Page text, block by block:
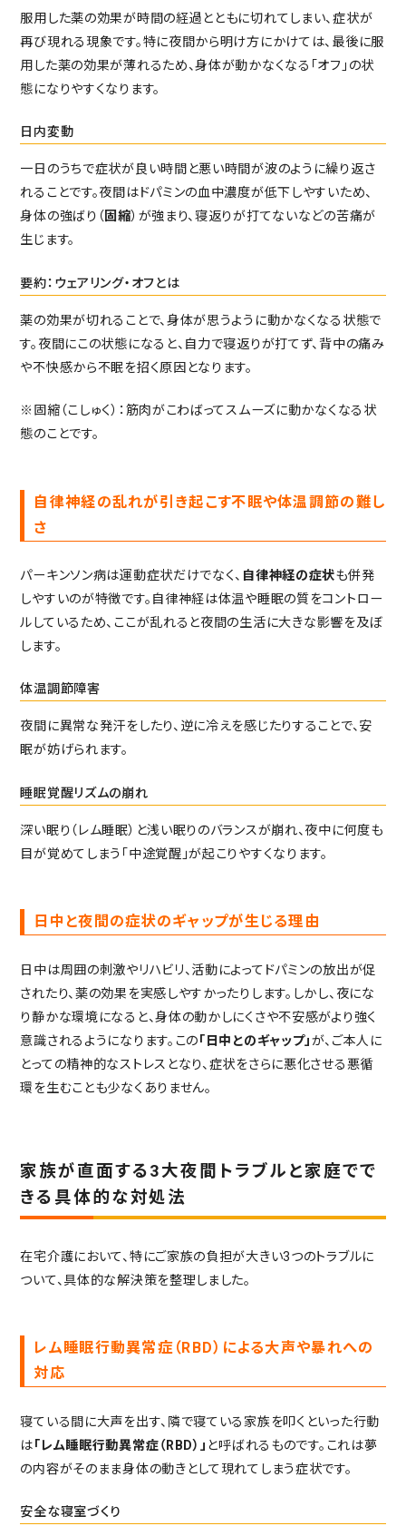
服用した薬の効果が時間の経過とともに切れてしまい、症状が
再び現れる現象です。特に夜間から明け方にかけては、最後に服
用した薬の効果が薄れるため、身体が動かなくなる「オフ」の状
態になりやすくなります。
日内変動
一日のうちで症状が良い時間と悪い時間が波のように繰り返さ
れることです。夜間はドパミンの血中濃度が低下しやすいため、
身体の強ばり（固縮）が強まり、寝返りが打てないなどの苦痛が
生じます。
要約：ウェアリング・オフとは
薬の効果が切れることで、身体が思うように動かなくなる状態で
す。夜間にこの状態になると、自力で寝返りが打てず、背中の痛み
や不快感から不眠を招く原因となります。
※固縮（こしゅく）：筋肉がこわばってスムーズに動かなくなる状
態のことです。
自律神経の乱れが引き起こす不眠や体温調節の難し
さ
パーキンソン病は運動症状だけでなく、 自律神経の症状も併発
しやすいのが特徴です。自律神経は体温や睡眠の質をコントロー
ルしているため、ここが乱れると夜間の生活に大きな影響を及ぼ
します。
体温調節障害
夜間に異常な発汗をしたり、逆に冷えを感じたりすることで、安
眠が妨げられます。
睡眠覚醒リズムの崩れ
深い眠り（レム睡眠）と浅い眠りのバランスが崩れ、夜中に何度も
目が覚めてしまう「中途覚醒」が起こりやすくなります。
日中と夜間の症状のギャップが生じる理由
日中は周囲の刺激やリハビリ、活動によってドパミンの放出が促
されたり、薬の効果を実感しやすかったりします。しかし、夜にな
り静かな環境になると、身体の動かしにくさや不安感がより強く
意識されるようになります。この「日中とのギャップ」が、ご本人に
とっての精神的なストレスとなり、症状をさらに悪化させる悪循
環を生むことも少なくありません。
家族が直面する3大夜間トラブルと家庭でで
きる具体的な対処法
在宅介護において、特にご家族の負担が大きい3つのトラブルに
ついて、具体的な解決策を整理しました。
レム睡眠行動異常症（RBD）による大声や暴れへの
対応
寝ている間に大声を出す、隣で寝ている家族を叩くといった行動
は「レム睡眠行動異常症（RBD）」 と呼ばれるものです。これは夢
の内容がそのまま身体の動きとして現れてしまう症状です。
安全な寝室づくり